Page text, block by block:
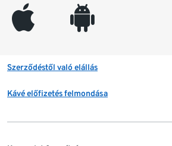
appleinc android
Szerződéstől való elállás
Kávé előfizetés felmondása